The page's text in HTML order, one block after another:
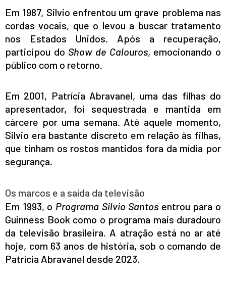
Em 1987, Silvio enfrentou um grave problema nas
cordas vocais, que o levou a buscar tratamento
nos Estados Unidos. Após a recuperação,
participou do Show de Calouros, emocionando o
público com o retorno.
Em 2001, Patrícia Abravanel, uma das filhas do
apresentador, foi sequestrada e mantida em
cárcere por uma semana. Até aquele momento,
Silvio era bastante discreto em relação às filhas,
que tinham os rostos mantidos fora da mídia por
segurança.
Os marcos e a saída da televisão
Em 1993, o Programa Silvio Santos entrou para o
Guinness Book como o programa mais duradouro
da televisão brasileira. A atração está no ar até
hoje, com 63 anos de história, sob o comando de
Patrícia Abravanel desde 2023.